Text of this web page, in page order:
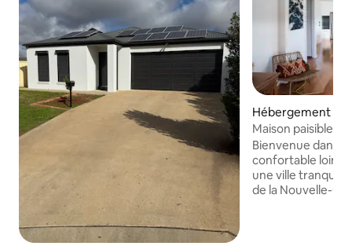
Hébergement ⋅
Maison paisible
Bienvenue dans
confortable loin
une ville
de la Nouvelle-